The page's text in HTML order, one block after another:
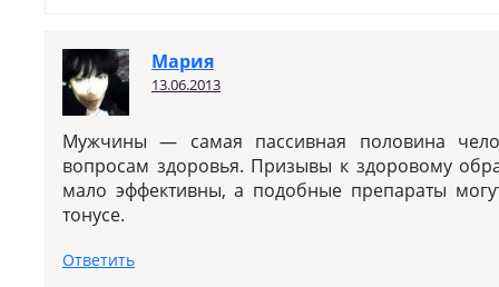
Мария
13.06.2013
Мужчины — самая пассивная половина
вопросам здоровья. Призывы к здоровому
мало эффективны, а подобные препараты
тонусе.
Ответить